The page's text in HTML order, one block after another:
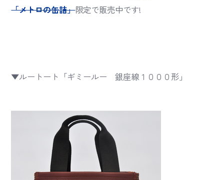
「メトロの缶詰」限定で販売中です!
▼ルートート「ギミールー 銀座線１０００形」